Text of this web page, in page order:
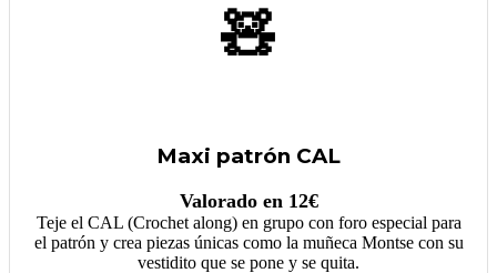
🧸
Maxi patrón CAL
Valorado en 12€
Teje el CAL (Crochet along) en grupo con foro especial para
el patrón y crea piezas únicas como la muñeca Montse con su
vestidito que se pone y se quita.